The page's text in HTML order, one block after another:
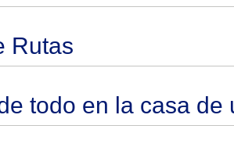
Rutas
todo en la casa de